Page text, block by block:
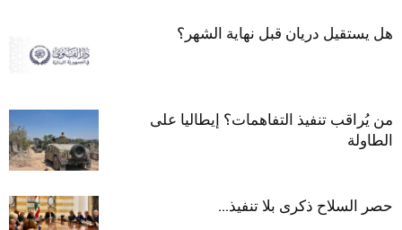
هل يستقيل دريان قبل نهاية الشهر؟
من يُراقب تنفيذ التفاهمات؟ إيطاليا على
الطاولة
حصر السلاح ذكرى بلا تنفيذ…